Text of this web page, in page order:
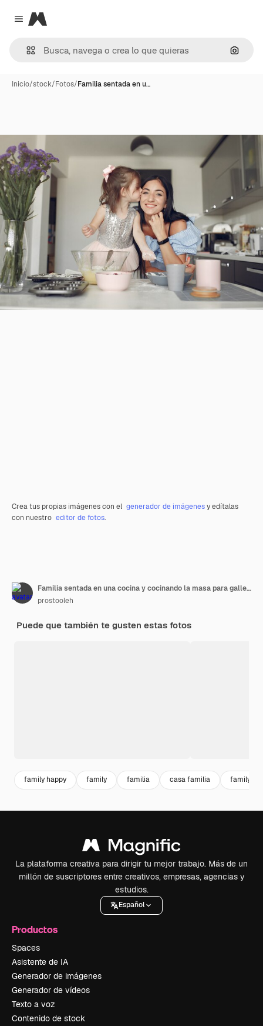
Close menu
Magnific
Inicio/stock/Fotos/Familia sentada en u…
Crea tus propias imágenes con el generador de imágenesy edítalas
con nuestro editor de fotos.
Familia sentada en una cocina y cocinando la masa para galletas
prostooleh
Puede que también te gusten estas fotos
family happy family familia casa familia family
La plataforma creativa para dirigir tu mejor trabajo. Más de un
millón de suscriptores entre creativos, empresas, agencias y
estudios.
Español
Productos
Spaces
Asistente de IA
Generador de imágenes
Generador de vídeos
Texto a voz
Contenido de stock